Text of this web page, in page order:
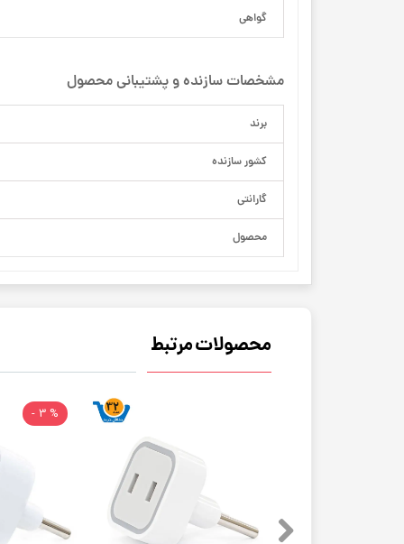
گواهی
مشخصات سازنده و پشتیبانی محصول
برند
کشور سازنده
گارانتی
محصول
محصولات مرتبط
% 3 -